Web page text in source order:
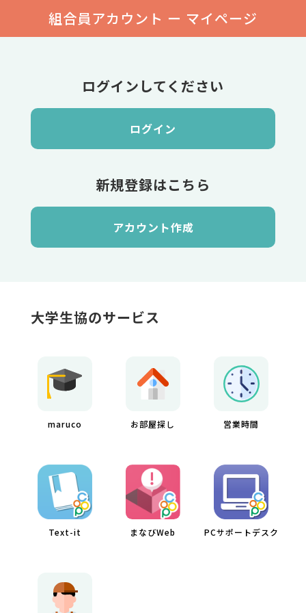
組合員アカウント ー マイページ
ログインしてください
ログイン
新規登録はこちら
アカウント作成
大学生協のサービス
maruco お部屋探し 営業時間
Text-it まなびWeb PCサポートデスク